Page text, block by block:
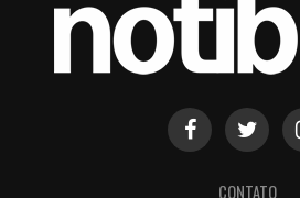
CONTATO